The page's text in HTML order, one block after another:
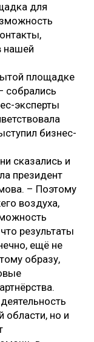
для
нашей
площадке
собрались
эксперты
бизнес-
сказались и
президент
– Поэтому
воздуха,
результаты
ещё не
образу,
области, но и